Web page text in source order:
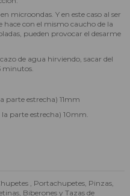
microondas. Y en este caso al ser
hace con el mismo caucho de la
pueden provocar el desarme
de agua hirviendo, sacar del
minutos.
parte estrecha) 11mm
parte estrecha) 10mm.
, Portachupetes, Pinzas,
Biberones y Tazas de